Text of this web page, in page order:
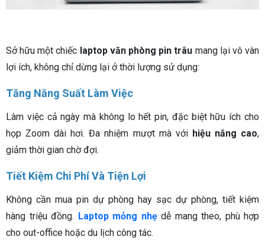
Sở hữu một chiếc laptop văn phòng pin trâu mang lại vô vàn
lợi ích, không chỉ dừng lại ở thời lượng sử dụng:
Tăng Năng Suất Làm Việc
Làm việc cả ngày mà không lo hết pin, đặc biệt hữu ích cho
họp Zoom dài hơi. Đa nhiệm mượt mà với hiệu năng cao,
giảm thời gian chờ đợi.
Tiết Kiệm Chi Phí Và Tiện Lợi
Không cần mua pin dự phòng hay sạc dự phòng, tiết kiệm
hàng triệu đồng. Laptop mỏng nhẹdễ mang theo, phù hợp
cho out-office hoặc du lịch công tác.